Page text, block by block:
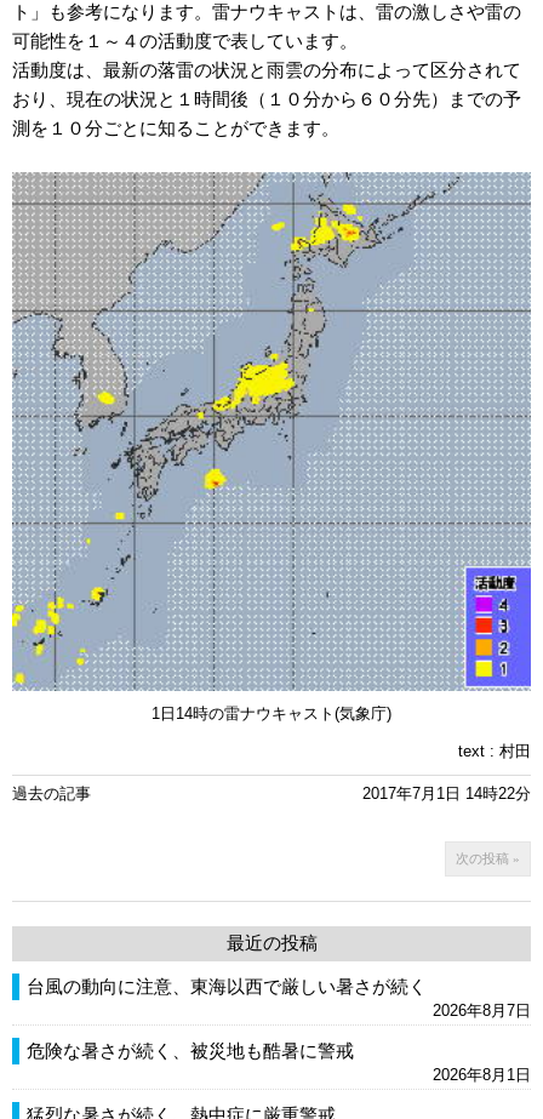
ト」も参考になります。雷ナウキャストは、雷の激しさや雷の
可能性を１～４の活動度で表しています。
活動度は、最新の落雷の状況と雨雲の分布によって区分されて
おり、現在の状況と１時間後（１０分から６０分先）までの予
測を１０分ごとに知ることができます。
1日14時の雷ナウキャスト(気象庁)
text : 村田
過去の記事 2017年7月1日 14時22分
次の投稿 »
最近の投稿
台風の動向に注意、東海以西で厳しい暑さが続く
2026年8月7日
危険な暑さが続く、被災地も酷暑に警戒
2026年8月1日